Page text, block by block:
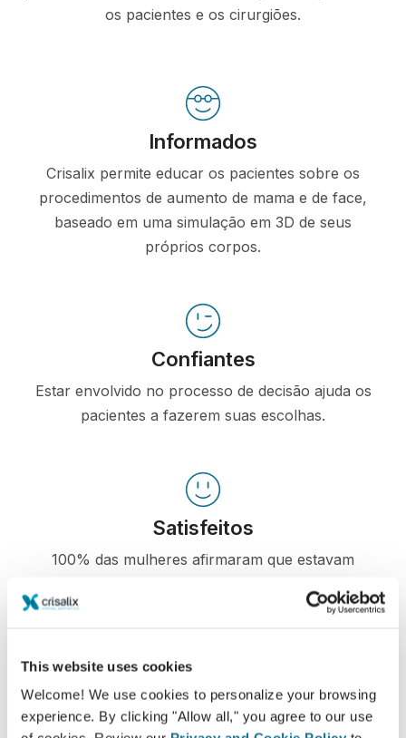
This website uses cookies
Welcome! We use cookies to personalize your browsing
experience. By clicking "Allow all," you agree to our use
os pacientes e os cirurgiões.
Informados
Crisalix permite educar os pacientes sobre os
procedimentos de aumento de mama e de face,
baseado em uma simulação em 3D de seus
próprios corpos.
Confiantes
Estar envolvido no processo de decisão ajuda os
pacientes a fazerem suas escolhas.
Satisfeitos
100% das mulheres afirmaram que estavam
depois de terem visto a simulação 3D antes da
*Pesquisa Online realizada com pacientes que se submeteram
a uma cirurgia de aumento mamário entre Maio de 2010 e